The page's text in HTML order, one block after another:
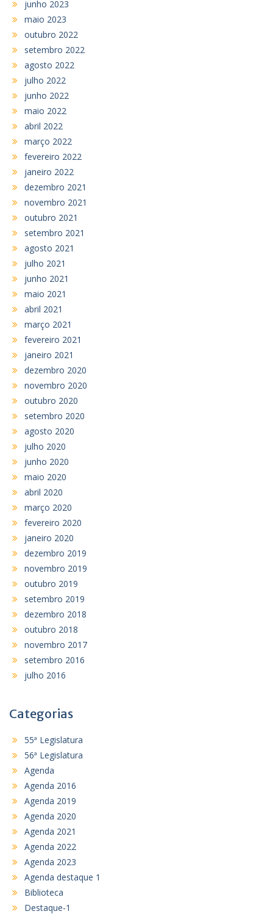
junho 2023
maio 2023
outubro 2022
setembro 2022
agosto 2022
julho 2022
junho 2022
maio 2022
abril 2022
março 2022
fevereiro 2022
janeiro 2022
dezembro 2021
novembro 2021
outubro 2021
setembro 2021
agosto 2021
julho 2021
junho 2021
maio 2021
abril 2021
março 2021
fevereiro 2021
janeiro 2021
dezembro 2020
novembro 2020
outubro 2020
setembro 2020
agosto 2020
julho 2020
junho 2020
maio 2020
abril 2020
março 2020
fevereiro 2020
janeiro 2020
dezembro 2019
novembro 2019
outubro 2019
setembro 2019
dezembro 2018
outubro 2018
novembro 2017
setembro 2016
julho 2016
Categorias
55ª Legislatura
56ª Legislatura
Agenda
Agenda 2016
Agenda 2019
Agenda 2020
Agenda 2021
Agenda 2022
Agenda 2023
Agenda destaque 1
Biblioteca
Destaque-1